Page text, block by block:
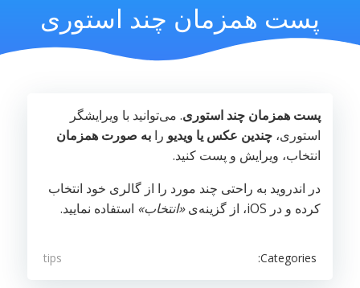
پست همزمان چند استوری
پست همزمان چند استوری. می‌توانید با ویرایشگر
استوری، چندین عکس یا ویدیو را به صورت همزمان
انتخاب، ویرایش و پست کنید.
در اندروید به راحتی چند مورد را از گالری خود انتخاب
کرده و در iOS، از گزینه‌ی
«انتخاب» استفاده نمایید.
Categories:
tips